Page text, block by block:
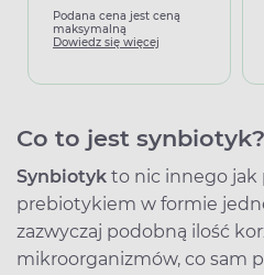
Podana cena jest ceną
maksymalną
Dowiedz się więcej
Co to jest synbiotyk?
Synbiotyk to nic innego jak
prebiotykiem w formie
zazwyczaj podobną ilość
mikroorganizmów, co sam